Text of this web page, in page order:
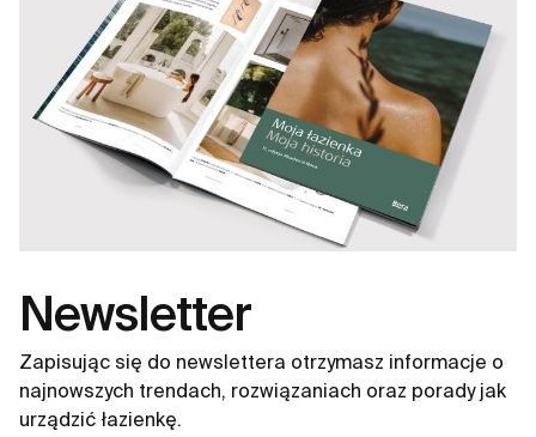
Newsletter
Zapisując się do newslettera otrzymasz informacje o
najnowszych trendach, rozwiązaniach oraz porady jak
urządzić łazienkę.